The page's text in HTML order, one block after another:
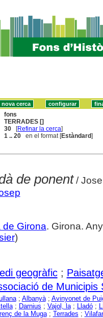
fons
TERRADES []
30 [Refinar la cerca]
1 .. 20 en el format [Estàndard]
de ponent/
de Girona. Girona.
)
geogràfic;
de Municipis
; Albanyà; Avinyonet de
; Darnius ; Vajol, la; Lladó;
de la Muga; Terrades ;